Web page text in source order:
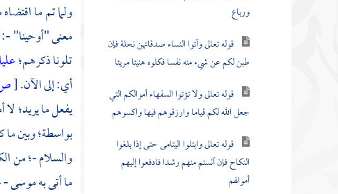
ورباع
قوله تعالى وآتوا النساء صدقاتهن نحلة فإن
طبن لكم عن شيء منه نفسا فكلوه هنيئا مريئا
قوله تعالى ولا تؤتوا السفهاء أموالكم التي
جعل الله لكم قياما وارزقوهم فيها واكسوهم
قوله تعالى وابتلوا اليتامى حتى إذا بلغوا
النكاح فإن آنستم منهم رشدا فادفعوا إليهم
أموالهم
ولما تم ما
معنى "أوحينا"
تلونا ذكرهم؛
أي: إلى الآن.[
يفعل ما يريد؛
بواسطة؛ وبين ما
والسلام -؛ من
ما أتى بهموسى-